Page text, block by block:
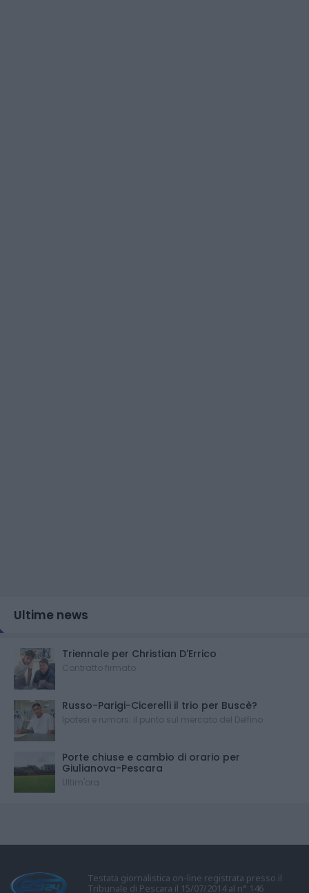
Ultime news
Triennale per Christian D'Errico
Contratto firmato
Russo-Parigi-Cicerelli il trio per Buscè?
Ipotesi e rumors: il punto sul mercato del Delfino
Porte chiuse e cambio di orario per
Giulianova-Pescara
Ultim'ora
Testata giornalistica on-line registrata presso il
Tribunale di Pescara il 15/07/2014 al n° 146